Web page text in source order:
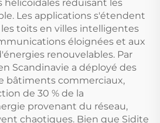
hélicoïdales réduisant les
Les applications s'étendent
toits en villes intelligentes
éloignées et aux
renouvelables. Par
Scandinavie a déployé des
bâtiments commerciaux,
de 30 % de la
provenant du réseau,
chaotiques. Bien que Sidite